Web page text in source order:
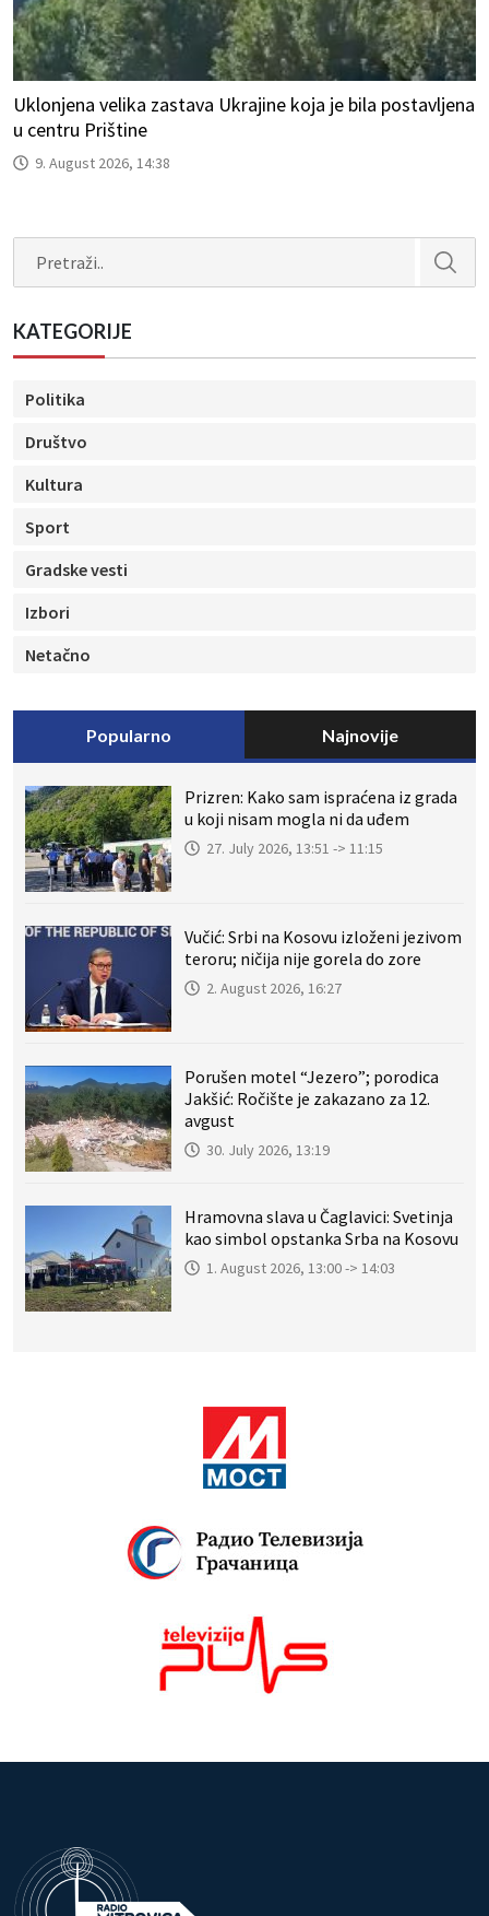
Uklonjena velika zastava Ukrajine koja je bila postavljena
u centru Prištine
9. August 2026, 14:38
KATEGORIJE
Politika
Društvo
Kultura
Sport
Gradske vesti
Izbori
Netačno
Popularno Najnovije
Prizren: Kako sam ispraćena iz grada
u koji nisam mogla ni da uđem
27. July 2026, 13:51 -> 11:15
Vučić: Srbi na Kosovu izloženi jezivom
teroru; ničija nije gorela do zore
2. August 2026, 16:27
Porušen motel “Jezero”; porodica
Jakšić: Ročište je zakazano za 12.
avgust
30. July 2026, 13:19
Hramovna slava u Čaglavici: Svetinja
kao simbol opstanka Srba na Kosovu
1. August 2026, 13:00 -> 14:03